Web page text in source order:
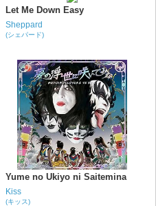
Let Me Down Easy
Sheppard
(シェパード)
Yume no Ukiyo ni Saitemina
Kiss
(キッス)